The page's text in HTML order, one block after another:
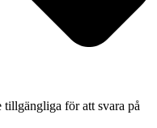
tillgängliga för att svara på